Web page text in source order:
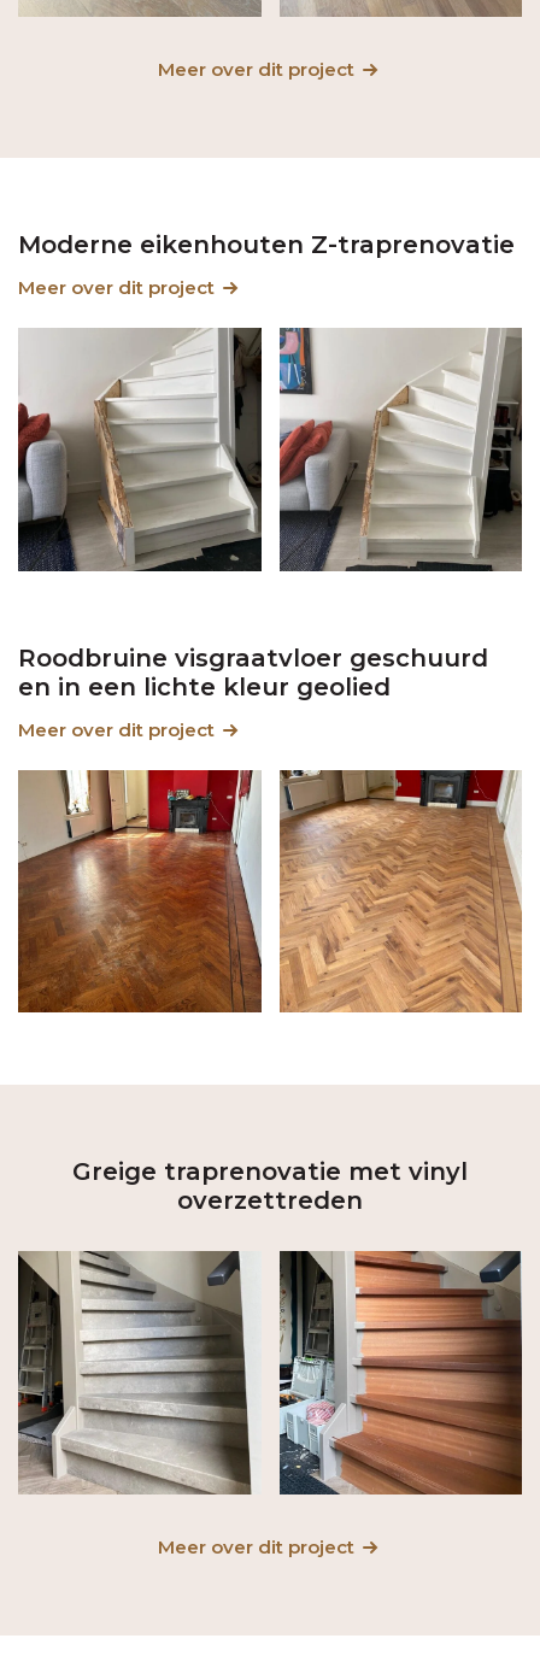
Meer over dit project
Moderne eikenhouten Z-traprenovatie
Meer over dit project
Roodbruine visgraatvloer geschuurd
en in een lichte kleur geolied
Meer over dit project
Greige traprenovatie met vinyl
overzettreden
Meer over dit project